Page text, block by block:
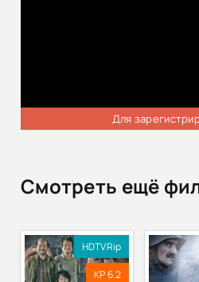
Для
Смотреть ещё
HDTVRip
KP 6.2